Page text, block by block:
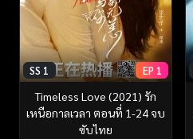
SS 1 EP 1
Timeless Love (2021) รัก
เหนือกาลเวลา ตอนที่ 1-24 จบ
ซับไทย